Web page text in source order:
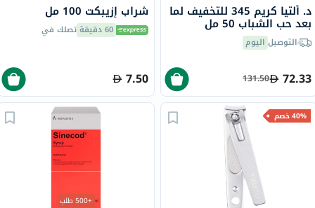
د. ألتيا كريم 345 للتخفيف لما
بعد حب الشباب 50 مل
التوصيل اليوم
72.33
131.50
شراب إزيبكت 100 مل
60 دقيقة تصلك في
7.50
40% خصم
+500 طلب